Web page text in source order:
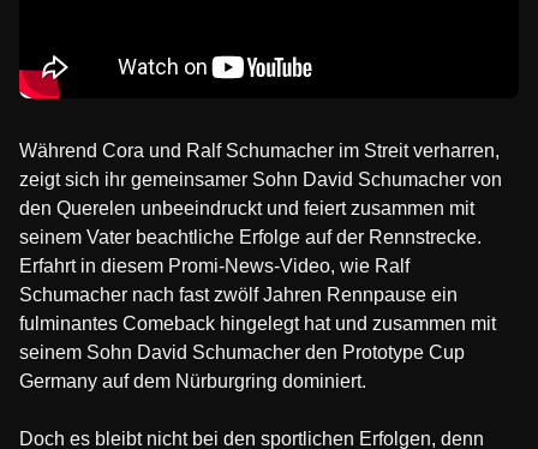
Während Cora und Ralf Schumacher im Streit verharren,
zeigt sich ihr gemeinsamer Sohn David Schumacher von
den Querelen unbeeindruckt und feiert zusammen mit
seinem Vater beachtliche Erfolge auf der Rennstrecke.
Erfahrt in diesem Promi-News-Video, wie Ralf
Schumacher nach fast zwölf Jahren Rennpause ein
fulminantes Comeback hingelegt hat und zusammen mit
seinem Sohn David Schumacher den Prototype Cup
Germany auf dem Nürburgring dominiert.
Doch es bleibt nicht bei den sportlichen Erfolgen, denn